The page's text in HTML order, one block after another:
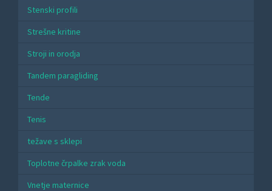
Stenski profili
Strešne kritine
Stroji in orodja
Tandem paragliding
Tende
Tenis
težave s sklepi
Toplotne črpalke zrak voda
Vnetje maternice